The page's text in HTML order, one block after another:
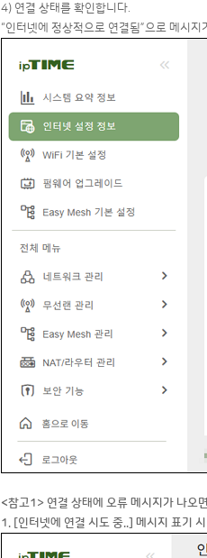
4) 연결 상태를 확인합니다.
“인터넷에 정상적으로 연결됨”으로 메시
<참고1> 연결 상태에 오류 메시지가 나오
1. [인터넷에 연결 시도 중..] 메시지 표기 시